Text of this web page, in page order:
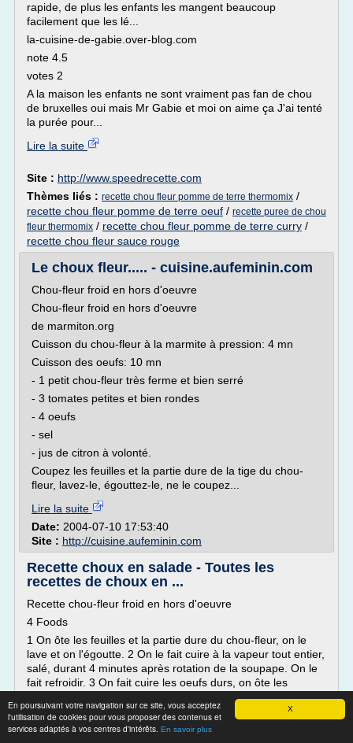
X
En poursuivant votre navigation sur ce site, vous acceptez
l'utilisation de cookies pour vous proposer des contenus et
services adaptés à vos centres d'intérêts. En savoir plus
rapide, de plus les enfants les mangent beaucoup
facilement que les lé...
la-cuisine-de-gabie.over-blog.com
note 4.5
votes 2
A la maison les enfants ne sont vraiment pas fan de chou
de bruxelles oui mais Mr Gabie et moi on aime ça J'ai tenté
la purée pour...
Lire la suite
Site : http://www.speedrecette.com
Thèmes liés : recette chou fleur pomme de terre thermomix /
recette chou fleur pomme de terre oeuf / recette puree de chou
fleur thermomix / recette chou fleur pomme de terre curry /
recette chou fleur sauce rouge
Le choux fleur..... - cuisine.aufeminin.com
Chou-fleur froid en hors d'oeuvre
Chou-fleur froid en hors d'oeuvre
de marmiton.org
Cuisson du chou-fleur à la marmite à pression: 4 mn
Cuisson des oeufs: 10 mn
- 1 petit chou-fleur très ferme et bien serré
- 3 tomates petites et bien rondes
- 4 oeufs
- sel
- jus de citron à volonté.
Coupez les feuilles et la partie dure de la tige du chou-
fleur, lavez-le, égouttez-le, ne le coupez...
Lire la suite
Date: 2004-07-10 17:53:40
Site : http://cuisine.aufeminin.com
Recette choux en salade - Toutes les
recettes de choux en ...
Recette chou-fleur froid en hors d'oeuvre
4 Foods
1 On ôte les feuilles et la partie dure du chou-fleur, on le
lave et on l'égoutte. 2 On le fait cuire à la vapeur tout entier,
salé, durant 4 minutes après rotation de la soupape. On le
fait refroidir. 3 On fait cuire les oeufs durs, on ôte les
Recette salade de chou
4 Foods